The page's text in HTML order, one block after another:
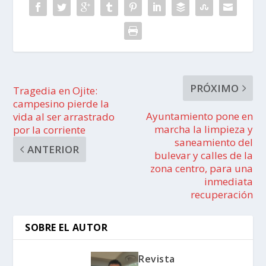
Tragedia en Ojite:
campesino pierde la
vida al ser arrastrado
por la corriente
ANTERIOR
PRÓXIMO
Ayuntamiento pone en
marcha la limpieza y
saneamiento del
bulevar y calles de la
zona centro, para una
inmediata
recuperación
SOBRE EL AUTOR
Revista